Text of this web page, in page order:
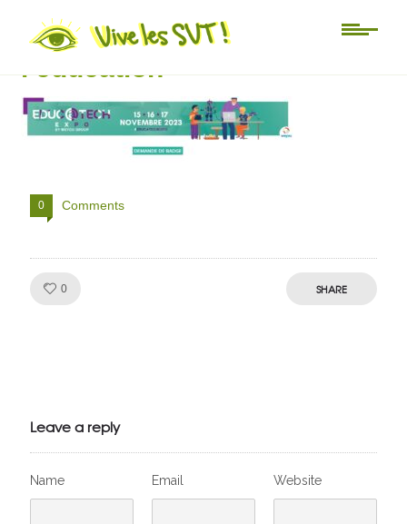
demande de badge salon de
l’éducation
0 Comments
0 SHARE
Leave a reply
Name Email Website